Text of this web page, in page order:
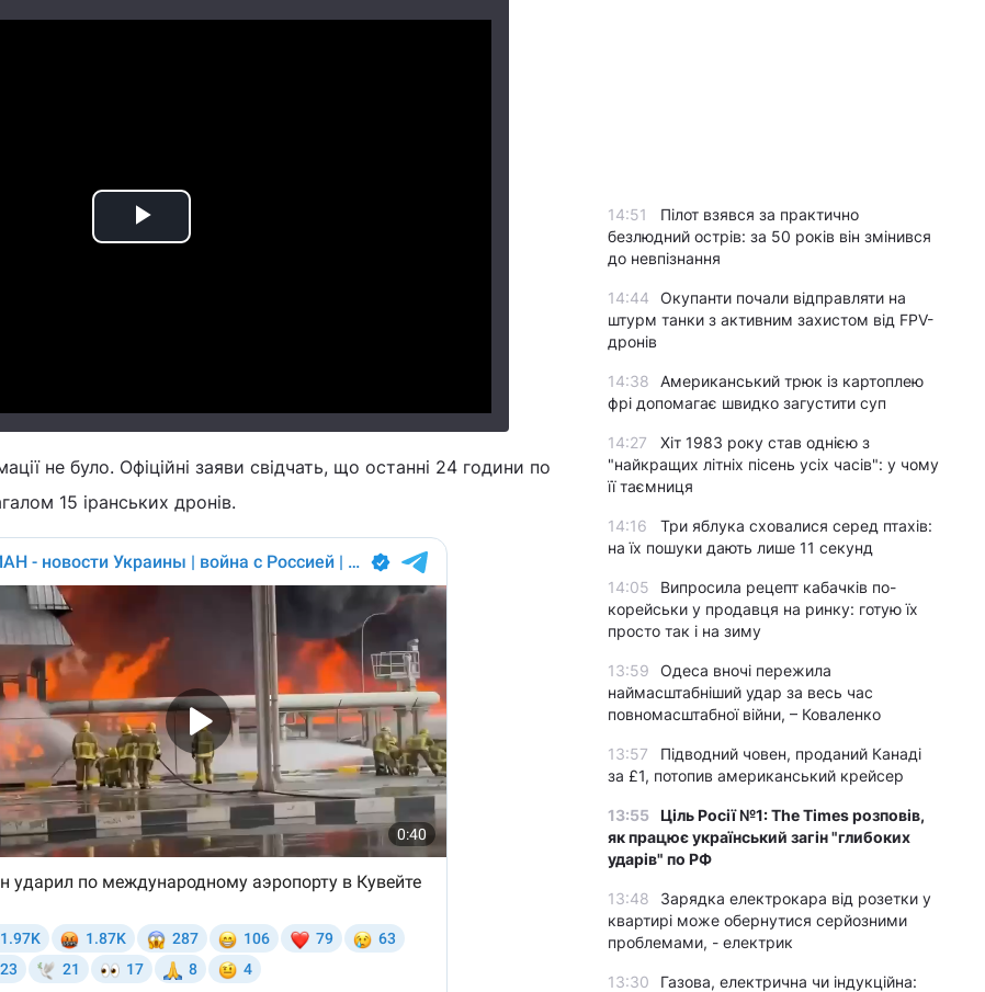
Play
не було. Офіційні заяви свідчать, що останні 24 години по
15 іранських дронів.
14:51
Пілот взявся за практично
безлюдний острів: за 50 років він змінився
до невпізнання
14:44
Окупанти почали відправляти на
штурм танки з активним захистом від FPV-
дронів
14:38
Американський трюк із картоплею
фрі допомагає швидко загустити суп
14:27
Хіт 1983 року став однією з
"найкращих літніх пісень усіх часів": у чому
її таємниця
14:16
Три яблука сховалися серед птахів:
на їх пошуки дають лише 11 секунд
14:05
Випросила рецепт кабачків по-
корейськи у продавця на ринку: готую їх
просто так і на зиму
13:59
Одеса вночі пережила
наймасштабніший удар за весь час
повномасштабної війни, – Коваленко
13:57
Підводний човен, проданий Канаді
за £1, потопив американський крейсер
13:55 Ціль Росії №1: The Times розповів,
як працює український загін "глибоких
ударів" по РФ
13:48
Зарядка електрокара від розетки у
квартирі може обернутися серйозними
проблемами, - електрик
13:30
Газова, електрична чи індукційна: